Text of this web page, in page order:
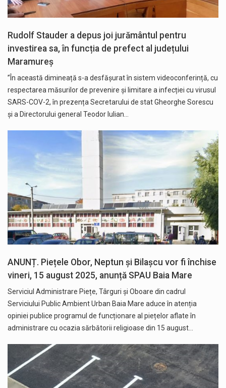
Rudolf Stauder a depus joi jurământul pentru
investirea sa, în funcția de prefect al județului
Maramureș
”În această dimineață s-a desfășurat în sistem videoconferință, cu
respectarea măsurilor de prevenire și limitare a infecției cu virusul
SARS-COV-2, în prezența Secretarului de stat Gheorghe Sorescu
și a Directorului general Teodor Iulian…
ANUNȚ. Piețele Obor, Neptun și Bilașcu vor fi închise
vineri, 15 august 2025, anunță SPAU Baia Mare
Serviciul Administrare Piețe, Târguri și Oboare din cadrul
Serviciului Public Ambient Urban Baia Mare aduce în atenția
opiniei publice programul de funcționare al piețelor aflate în
administrare cu ocazia sărbătorii religioase din 15 august…